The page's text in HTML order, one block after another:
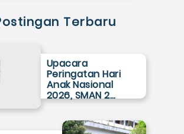
Terbaru
Upacara
Peringatan Hari
Anak Nasional
2026, SMAN 2…